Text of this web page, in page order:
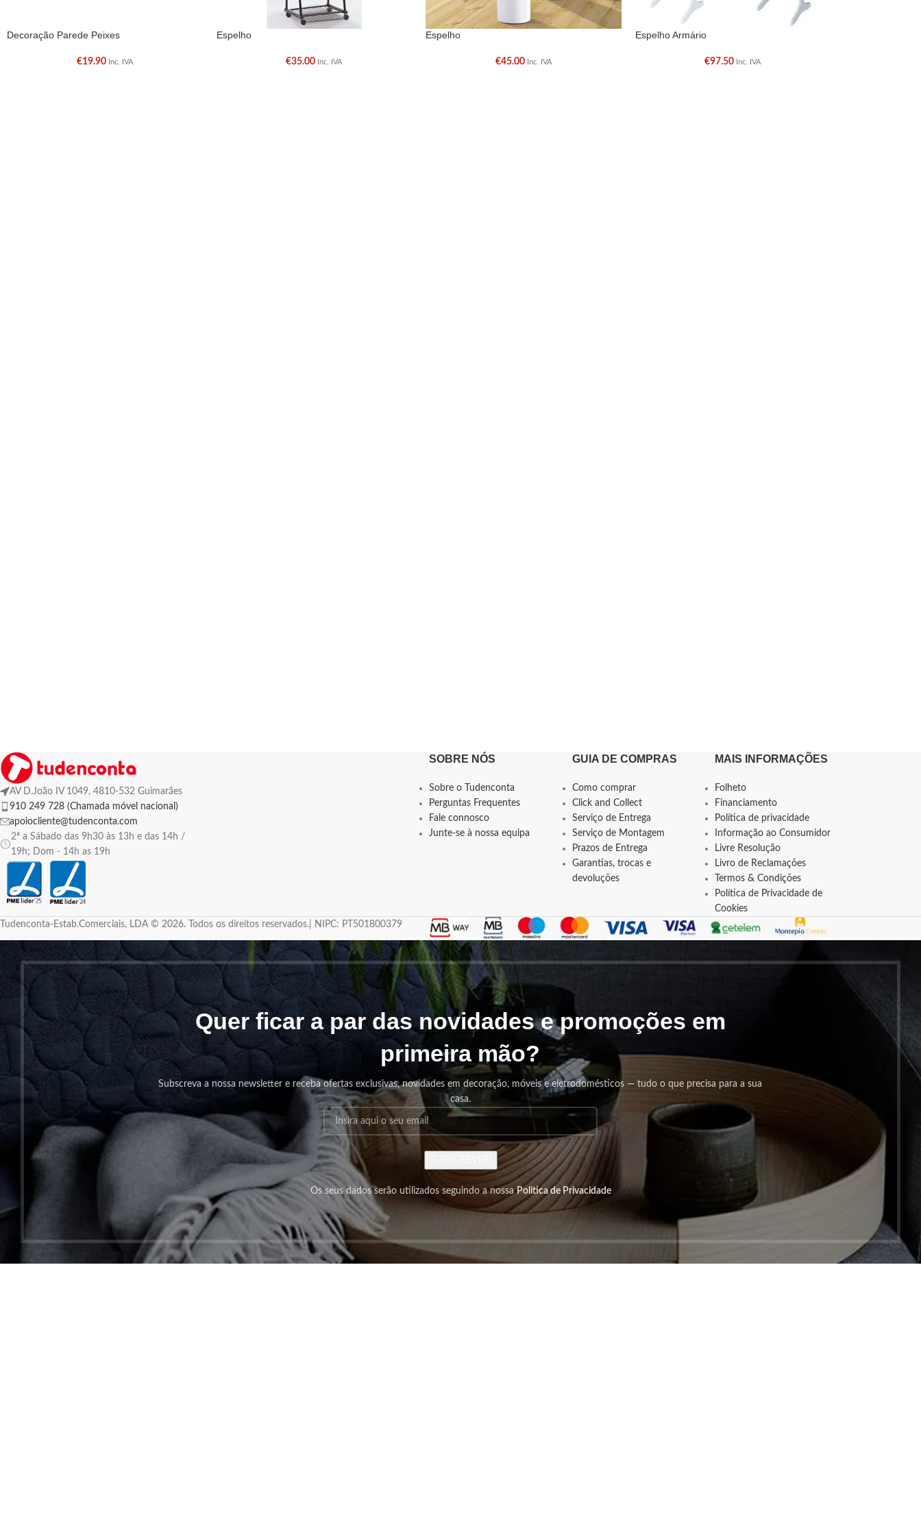
Decoração Parede Peixes
€19.90 Inc. IVA
Espelho
€35.00 Inc. IVA
Espelho
€45.00 Inc. IVA
Espelho Armário
€97.50 Inc. IVA
AV D.João IV 1049, 4810-532 Guimarães
910 249 728 (Chamada móvel nacional)
apoiocliente@tudenconta.com
2ª a Sábado das 9h30 às 13h e das 14h /
19h; Dom - 14h as 19h
SOBRE NÓS
Sobre o Tudenconta
Perguntas Frequentes
Fale connosco
Junte-se à nossa equipa
GUIA DE COMPRAS
Como comprar
Click and Collect
Serviço de Entrega
Serviço de Montagem
Prazos de Entrega
Garantias, trocas e
devoluções
MAIS INFORMAÇÕES
Folheto
Financiamento
Política de privacidade
Informação ao Consumidor
Livre Resolução
Livro de Reclamações
Termos & Condições
Política de Privacidade de
Cookies
Tudenconta-Estab.Comerciais, LDA © 2026. Todos os direitos reservados.| NIPC: PT501800379
Quer ficar a par das novidades e promoções em
primeira mão?
Subscreva a nossa newsletter e receba ofertas exclusivas, novidades em decoração, móveis e eletrodomésticos — tudo o que precisa para a sua
casa.
Os seus dados serão utilizados seguindo a nossaPolitica de Privacidade